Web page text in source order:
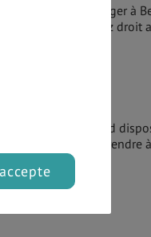
de trouver où se loger à
budget, vous aurez droit
de l'Irlande du Nord
permettant de se